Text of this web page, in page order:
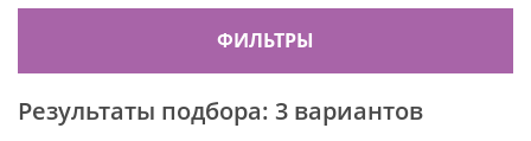
ФИЛЬТРЫ
Результаты подбора: 3 вариантов